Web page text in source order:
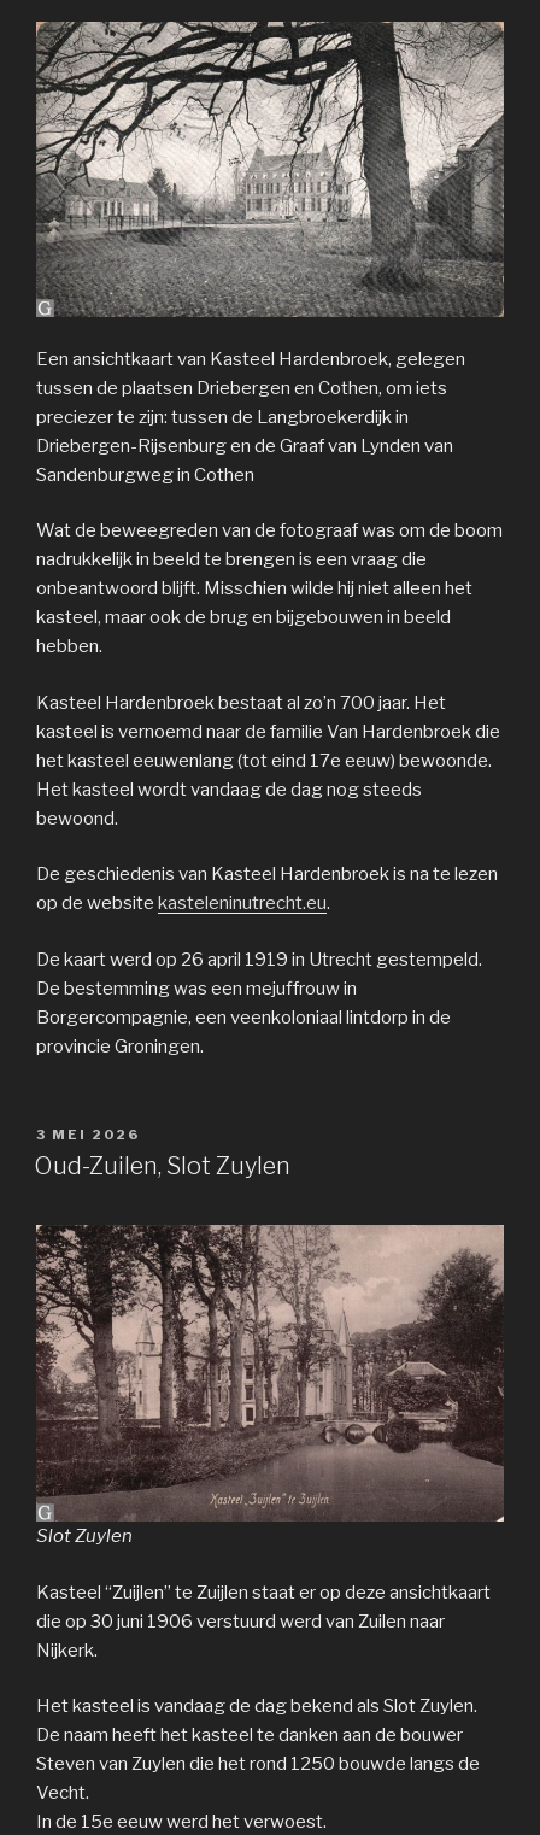
Een ansichtkaart van Kasteel Hardenbroek, gelegen
tussen de plaatsen Driebergen en Cothen, om iets
preciezer te zijn: tussen de Langbroekerdijk in
Driebergen-Rijsenburg en de Graaf van Lynden van
Sandenburgweg in Cothen
Wat de beweegreden van de fotograaf was om de boom
nadrukkelijk in beeld te brengen is een vraag die
onbeantwoord blijft. Misschien wilde hij niet alleen het
kasteel, maar ook de brug en bijgebouwen in beeld
hebben.
Kasteel Hardenbroek bestaat al zo’n 700 jaar. Het
kasteel is vernoemd naar de familie Van Hardenbroek die
het kasteel eeuwenlang (tot eind 17e eeuw) bewoonde.
Het kasteel wordt vandaag de dag nog steeds
bewoond.
De geschiedenis van Kasteel Hardenbroek is na te lezen
op de website kasteleninutrecht.eu.
De kaart werd op 26 april 1919 in Utrecht gestempeld.
De bestemming was een mejuffrouw in
Borgercompagnie, een veenkoloniaal lintdorp in de
provincie Groningen.
GEPLAATST
OP
3 MEI 2026
Oud-Zuilen, Slot Zuylen
Slot Zuylen
Kasteel “Zuijlen” te Zuijlen staat er op deze ansichtkaart
die op 30 juni 1906 verstuurd werd van Zuilen naar
Nijkerk.
Het kasteel is vandaag de dag bekend als Slot Zuylen.
De naam heeft het kasteel te danken aan de bouwer
Steven van Zuylen die het rond 1250 bouwde langs de
Vecht.
In de 15e eeuw werd het verwoest.